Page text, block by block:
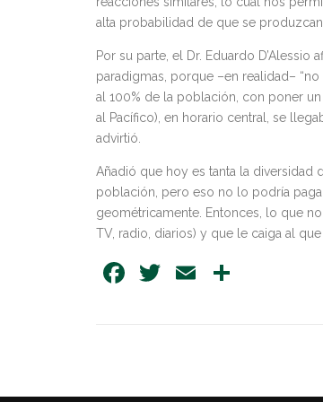
alta probabilidad de que se
Por su parte, el Dr. Eduardo
paradigmas, porque –en realidad–
al 100% de la población, con poner
al Pacífico), en horario central, se
advirtió.
Añadió que hoy es tanta la
población, pero eso no lo podría
geométricamente. Entonces, lo que
TV, radio, diarios) y que le caiga al
Facebook
Twitter
Email